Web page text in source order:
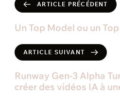
ARTICLE PRÉCÉDENT
Un Top Model ou un
ARTICLE SUIVANT
Runway Gen-3 Alpha
créer des vidéos IA à